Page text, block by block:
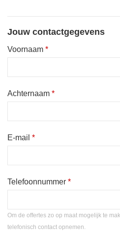
Jouw contactgegevens
Voornaam *
Achternaam *
E-mail *
Telefoonnummer *
Om de offertes zo op maat mogelijk te
telefonisch contact opnemen.